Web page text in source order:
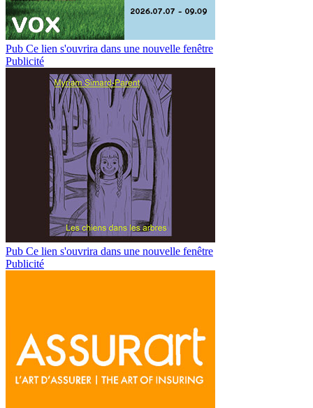
Pub Ce lien s'ouvrira dans une nouvelle fenêtre
Publicité
Pub Ce lien s'ouvrira dans une nouvelle fenêtre
Publicité